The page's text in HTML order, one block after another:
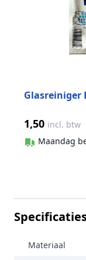
Glasreiniger
1,50 incl. btw
Maandag
Materiaal